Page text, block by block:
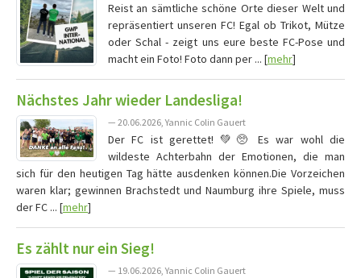
Reist an sämtliche schöne Orte dieser Welt und
repräsentiert unseren FC! Egal ob Trikot, Mütze
oder Schal - zeigt uns eure beste FC-Pose und
macht ein Foto! Foto dann per ... [mehr]
Nächstes Jahr wieder Landesliga!
— 20.06.2026, Yannic Colin Gauert
Der FC ist gerettet! 💚🥺 Es war wohl die
wildeste Achterbahn der Emotionen, die man
sich für den heutigen Tag hätte ausdenken können.Die Vorzeichen
waren klar; gewinnen Brachstedt und Naumburg ihre Spiele, muss
der FC ... [mehr]
Es zählt nur ein Sieg!
— 19.06.2026, Yannic Colin Gauert